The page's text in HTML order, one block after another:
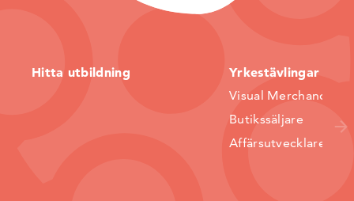
Hitta utbildning Yrkestävlingar
Visual Merchandiser
Butikssäljare
Affärsutvecklare